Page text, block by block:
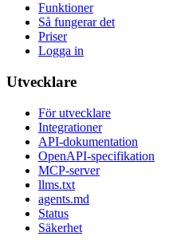
Funktioner
Så fungerar det
Priser
Logga in
Utvecklare
För utvecklare
Integrationer
API-dokumentation
OpenAPI-specifikation
MCP-server
llms.txt
agents.md
Status
Säkerhet